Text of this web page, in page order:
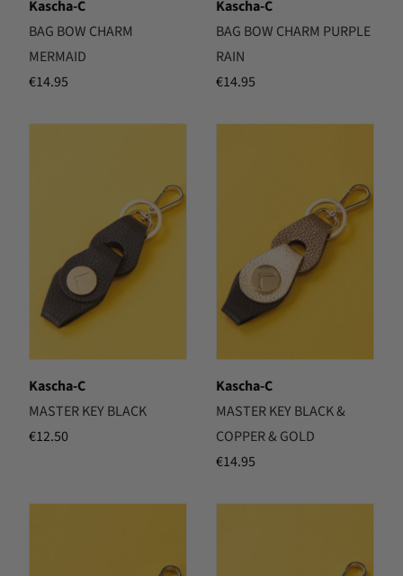
Kascha-C
BAG BOW CHARM
MERMAID
€14.95
Kascha-C
BAG BOW CHARM PURPLE
RAIN
€14.95
Kascha-C
MASTER KEY BLACK
€12.50
Kascha-C
MASTER KEY BLACK &
COPPER & GOLD
€14.95